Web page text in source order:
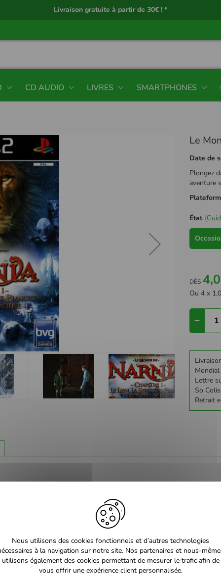
Livraison gratuite à partir de 30€ ! *
CD AUDIO LIVRES SMARTPHONES
Le
Date de
Plongez
aventure
État
DÈS
Ou 4 x
Lettre
So
Retrait
Nous utilisons des cookies fonctionnels et d’autres technologies
à la navigation sur notre site. Nos partenaires et nous-
utilisons également des cookies permettant de mesurer le trafic afin de
vous offrir une expérience client personnalisée.